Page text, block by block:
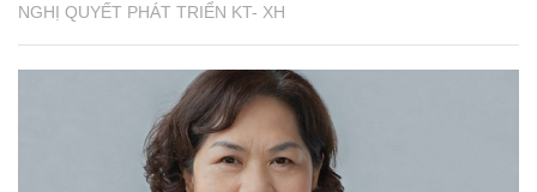
NGHỊ QUYẾT PHÁT TRIỂN KT- XH